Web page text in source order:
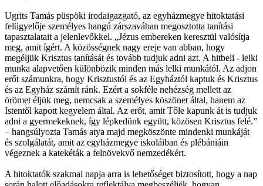
Ugrits Tamás püspöki irodaigazgató, az egyházmegye hitoktatási
felügyelője személyes hangú zárszavában megosztotta tanítási
tapasztalatait a jelenlevőkkel. „Jézus embereken keresztül valósítja
meg, amit ígért. A közösségnek nagy ereje van abban, hogy
megéljük Krisztus tanítását és tovább tudjuk adni azt. A hitbeli - lelki
munka alapvetően különbözik minden más lelki munkától. Az adjon
erőt számunkra, hogy Krisztustól és az Egyháztól kaptuk és Krisztus
és az Egyház számít ránk. Ezért a sokféle nehézség mellett az
örömet éljük meg, nemcsak a személyes köszönet által, hanem az
Istentől kapott kegyelem által. Az erőt, amit Tőle kapunk át is tudjuk
adni a gyermekeknek, így lépkedünk együtt, közösen Krisztus felé.”
– hangsúlyozta Tamás atya majd megköszönte mindenki munkáját
és szolgálatát, amit az egyházmegye iskoláiban és plébániáin
végeznek a katekéták a felnövekvő nemzedékért.
A hitoktatók szakmai napja arra is lehetőséget biztosított, hogy a nap